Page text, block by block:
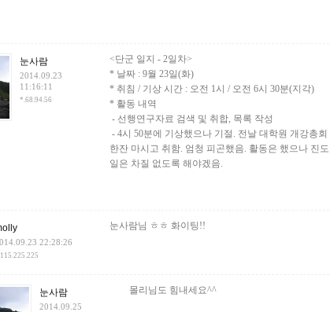
눈사람
2014.09.23
11:16:11
*.68.94.56
<단군 일지 - 2일차>
* 날짜 : 9월 23일(화)
* 취침 / 기상 시간 : 오전 1시 / 오전 6시 30분(지각)
* 활동 내역
- 선행연구자료 검색 및 취합, 목록 작성
- 4시 50분에 기상했으나 기절. 전날 대학원 개강총
한잔 마시고 취함. 엄청 피곤했음. 활동은 했으나 진
일은 차질 없도록 해야겠음.
22:28:26
눈사람님 ㅎㅎ 화이팅!!
눈사람
2014.09.25
몰리님도 힘내세요^^